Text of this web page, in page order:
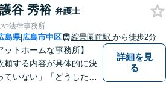
谷 秀裕 弁護士
や法律事務所
島県|広島市中区 縮景園前駅 から徒歩2分
ットホームな事務所】
頼する内容が具体的に決
ていない」「どうしたら
詳細を見
る